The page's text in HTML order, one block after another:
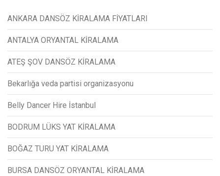
ANKARA DANSÖZ KİRALAMA FİYATLARI
ANTALYA ORYANTAL KİRALAMA
ATEŞ ŞOV DANSÖZ KİRALAMA
Bekarlığa veda partisi organizasyonu
Belly Dancer Hire İstanbul
BODRUM LÜKS YAT KİRALAMA
BOĞAZ TURU YAT KİRALAMA
BURSA DANSÖZ ORYANTAL KİRALAMA